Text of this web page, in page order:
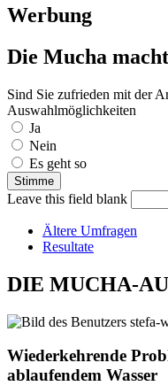
Werbung
Die Mucha
Sind Sie zufrieden mit der
Auswahlmöglichkeiten
Ja
Nein
Es geht so
Leave this field blank
Ältere Umfragen
Resultate
DIE MUCHA-
Wiederkehrende
ablaufendem Wasser